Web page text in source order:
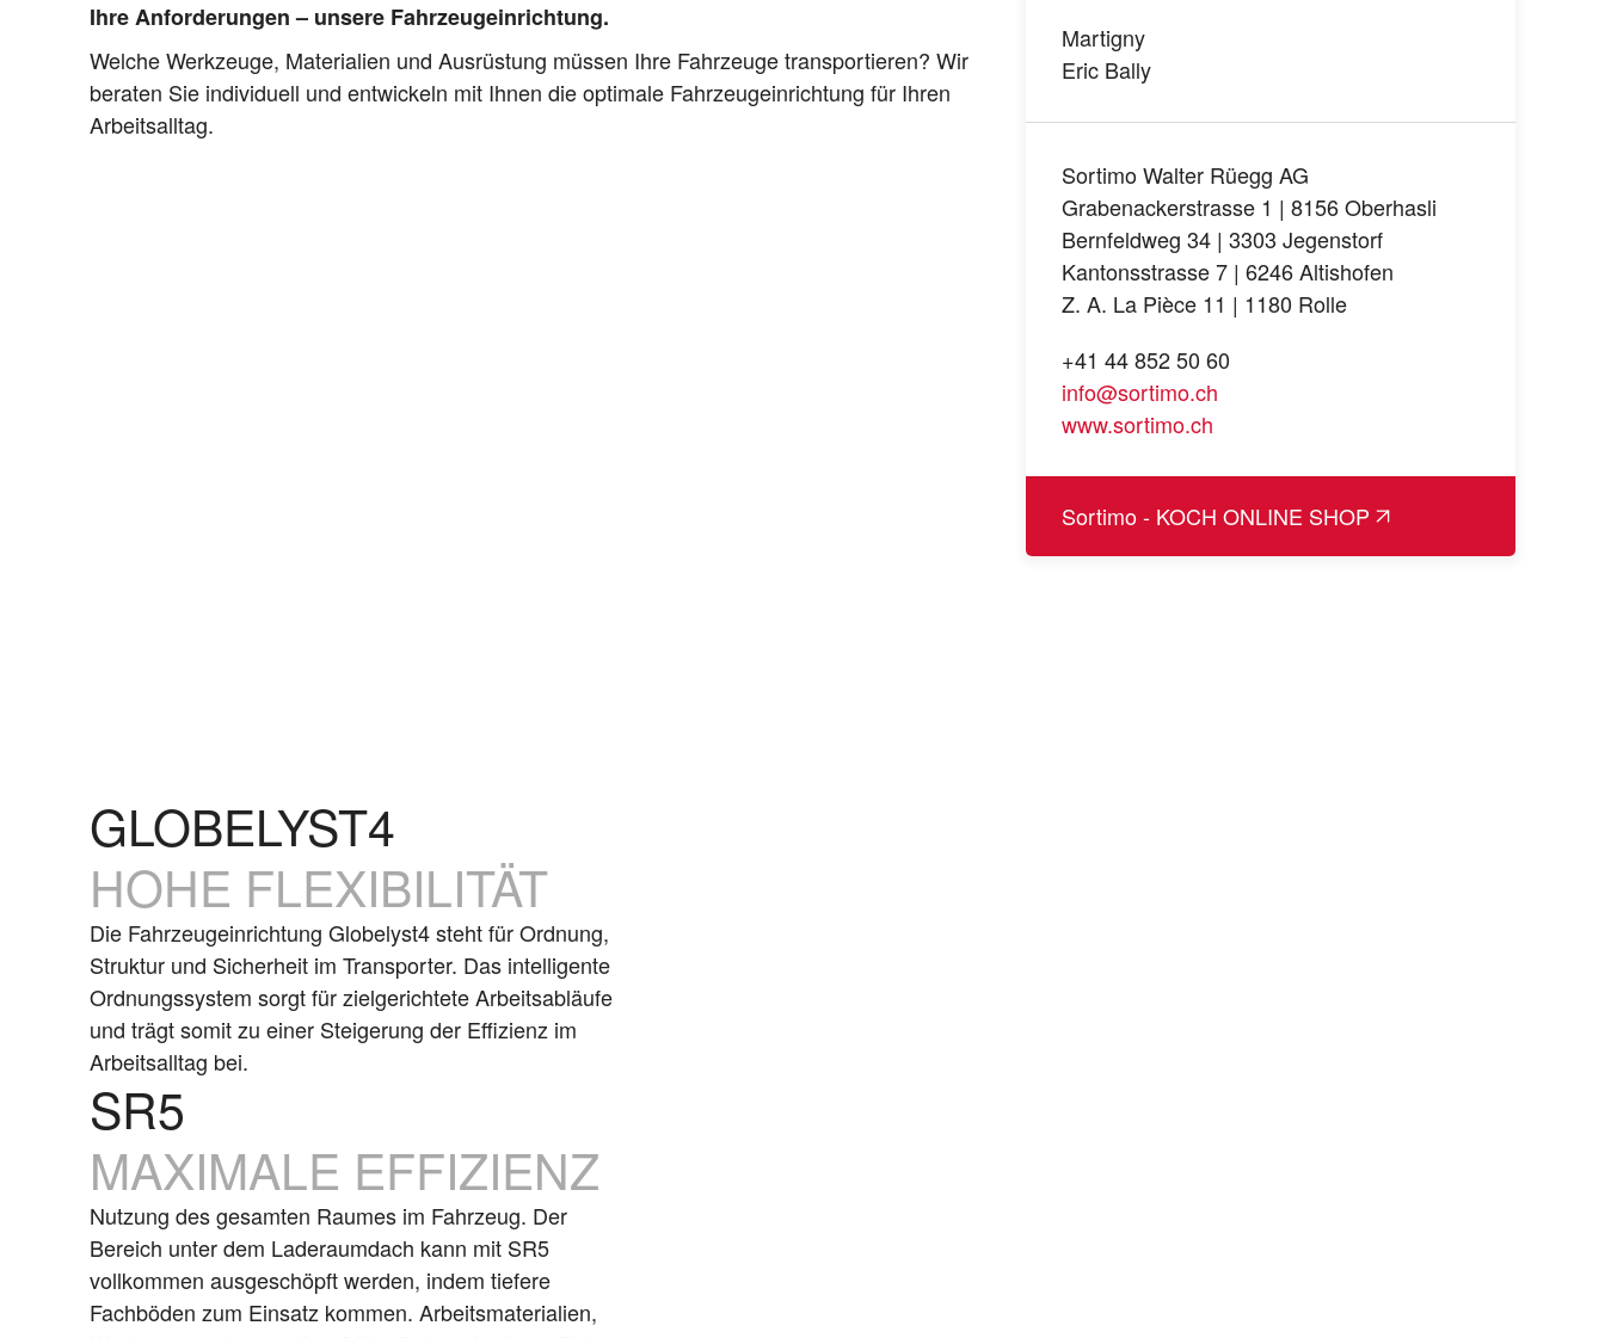
Ihre Anforderungen – unsere Fahrzeugeinrichtung.
Welche Werkzeuge, Materialien und Ausrüstung müssen Ihre Fahrzeuge transportieren? Wir
beraten Sie individuell und entwickeln mit Ihnen die optimale Fahrzeugeinrichtung für Ihren
Arbeitsalltag.
Martigny
Eric Bally
Sortimo Walter Rüegg AG
Grabenackerstrasse 1 | 8156 Oberhasli
Bernfeldweg 34 | 3303 Jegenstorf
Kantonsstrasse 7 | 6246 Altishofen
Z. A. La Pièce 11 | 1180 Rolle
+41 44 852 50 60
info@sortimo.ch
www.sortimo.ch
Sortimo - KOCH ONLINE SHOP
GLOBELYST4
HOHE FLEXIBILITÄT
Die Fahrzeugeinrichtung Globelyst4 steht für Ordnung,
Struktur und Sicherheit im Transporter. Das intelligente
Ordnungssystem sorgt für zielgerichtete Arbeitsabläufe
und trägt somit zu einer Steigerung der Effizienz im
Arbeitsalltag bei.
SR5
MAXIMALE EFFIZIENZ
Nutzung des gesamten Raumes im Fahrzeug. Der
Bereich unter dem Laderaumdach kann mit SR5
vollkommen ausgeschöpft werden, indem tiefere
Fachböden zum Einsatz kommen. Arbeitsmaterialien,